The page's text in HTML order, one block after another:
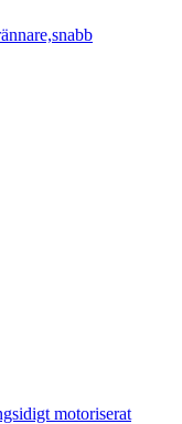
motoriserat